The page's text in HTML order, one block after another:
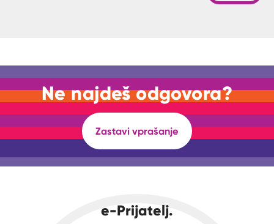
Ne najdeš odgovora?
Zastavi vprašanje
e-Prijatelj.